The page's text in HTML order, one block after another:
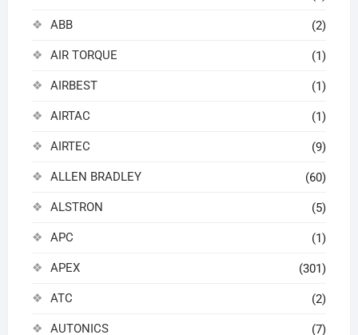
ABB (2)
AIR TORQUE (1)
AIRBEST (1)
AIRTAC (1)
AIRTEC (9)
ALLEN BRADLEY (60)
ALSTRON (5)
APC (1)
APEX (301)
ATC (2)
AUTONICS (7)